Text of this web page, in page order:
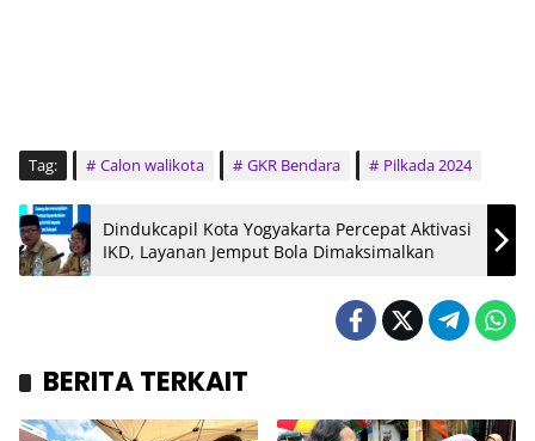
Tag: Calon walikota GKR Bendara Pilkada 2024
Dindukcapil Kota Yogyakarta Percepat Aktivasi
IKD, Layanan Jemput Bola Dimaksimalkan
BERITA TERKAIT